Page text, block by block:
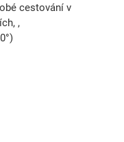
cestování v
,